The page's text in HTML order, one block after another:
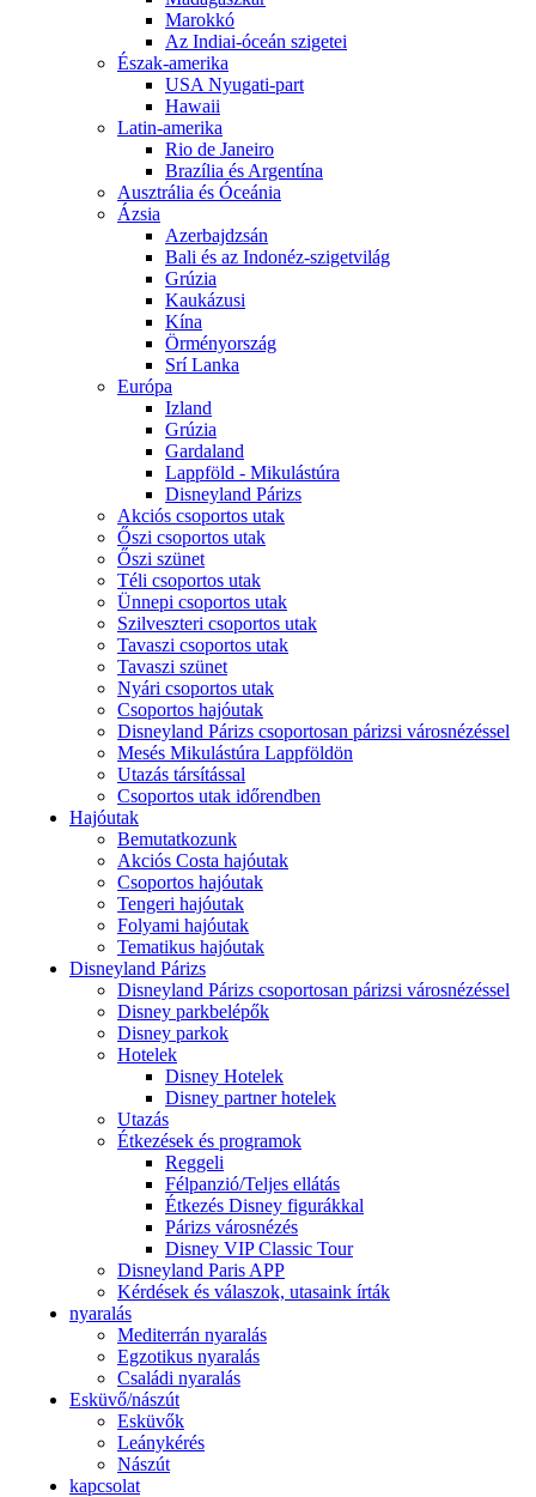
Marokkó
Az Indiai-óceán szigetei
Észak-amerika
USA Nyugati-part
Hawaii
Latin-amerika
Rio de Janeiro
Brazília és Argentína
Ausztrália és Óceánia
Ázsia
Azerbajdzsán
Bali és az Indonéz-szigetvilág
Grúzia
Kaukázusi
Kína
Örményország
Srí Lanka
Európa
Izland
Grúzia
Gardaland
Lappföld - Mikulástúra
Disneyland Párizs
Akciós csoportos utak
Őszi csoportos utak
Őszi szünet
Téli csoportos utak
Ünnepi csoportos utak
Szilveszteri csoportos utak
Tavaszi csoportos utak
Tavaszi szünet
Nyári csoportos utak
Csoportos hajóutak
Disneyland Párizs csoportosan párizsi városnézéssel
Mesés Mikulástúra Lappföldön
Utazás társítással
Csoportos utak időrendben
Hajóutak
Bemutatkozunk
Akciós Costa hajóutak
Csoportos hajóutak
Tengeri hajóutak
Folyami hajóutak
Tematikus hajóutak
Disneyland Párizs
Disneyland Párizs csoportosan párizsi városnézéssel
Disney parkbelépők
Disney parkok
Hotelek
Disney Hotelek
Disney partner hotelek
Utazás
Étkezések és programok
Reggeli
Félpanzió/Teljes ellátás
Étkezés Disney figurákkal
Párizs városnézés
Disney VIP Classic Tour
Disneyland Paris APP
Kérdések és válaszok, utasaink írták
nyaralás
Mediterrán nyaralás
Egzotikus nyaralás
Családi nyaralás
Esküvő/nászút
Esküvők
Leánykérés
Nászút
kapcsolat